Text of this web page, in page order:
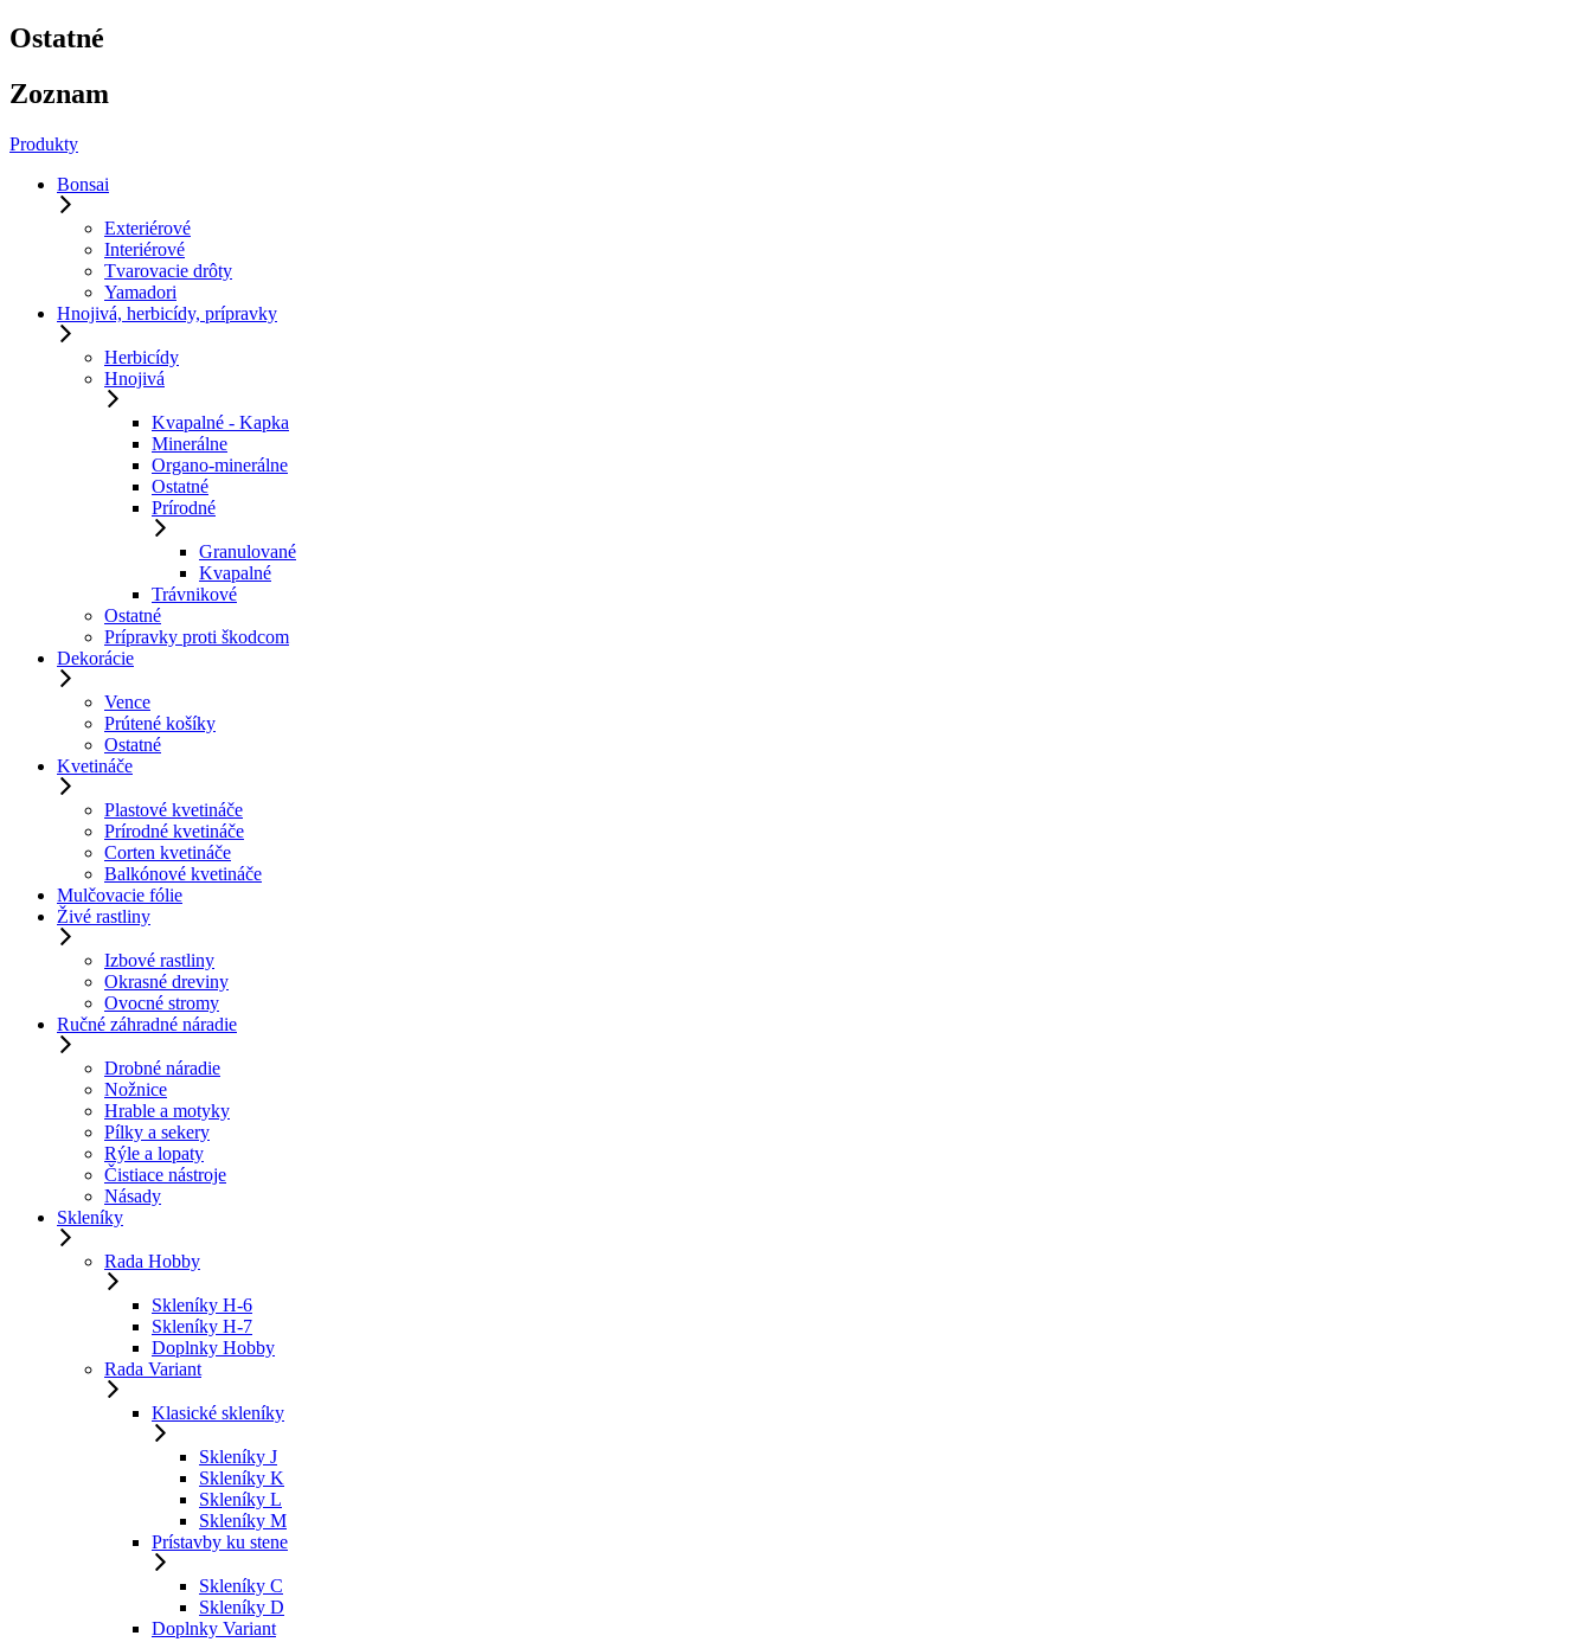
Ostatné
Zoznam
Produkty
Bonsai
Exteriérové
Interiérové
Tvarovacie drôty
Yamadori
Hnojivá, herbicídy, prípravky
Herbicídy
Hnojivá
Kvapalné - Kapka
Minerálne
Organo-minerálne
Ostatné
Prírodné
Granulované
Kvapalné
Trávnikové
Ostatné
Prípravky proti škodcom
Dekorácie
Vence
Prútené košíky
Ostatné
Kvetináče
Plastové kvetináče
Prírodné kvetináče
Corten kvetináče
Balkónové kvetináče
Mulčovacie fólie
Živé rastliny
Izbové rastliny
Okrasné dreviny
Ovocné stromy
Ručné záhradné náradie
Drobné náradie
Nožnice
Hrable a motyky
Pílky a sekery
Rýle a lopaty
Čistiace nástroje
Násady
Skleníky
Rada Hobby
Skleníky H-6
Skleníky H-7
Doplnky Hobby
Rada Variant
Klasické skleníky
Skleníky J
Skleníky K
Skleníky L
Skleníky M
Prístavby ku stene
Skleníky C
Skleníky D
Doplnky Variant